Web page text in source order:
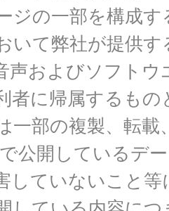
ジの一部を構成
いて弊社が提供
声およびソフト
者に帰属するも
一部の複製、転
公開しているデ
していないこと